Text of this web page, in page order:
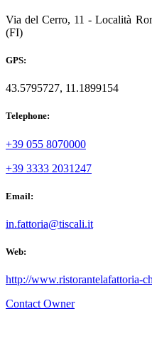
Via del Cerro, 11 - Località
(FI)
GPS:
43.5795727, 11.1899154
Telephone:
+39 055 8070000
+39 3333 2031247
Email:
in.fattoria@tiscali.it
Web:
http://www.ristorantelafattoria-
Contact Owner